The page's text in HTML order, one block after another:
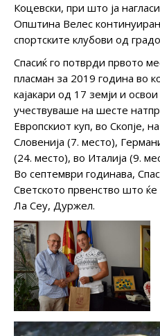
Коцевски, при што ја
Општина Велес
спортските клубови од
Спасиќ го потврди првото
пласман за 2019 година во
кајакари од 17 земји и
учествуваше на шесте
Европскиот куп, во Скопје,
Словенија (7. место),
(24. место), во Италија (9.
Во септември годинава,
Светското првенство што
Ла Сеу, Дуржел.